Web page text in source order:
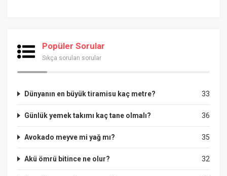
Popüler Sorular
Sıkça sorulan sorular
33
Dünyanın en büyük tiramisu kaç metre?
36
Günlük yemek takımı kaç tane olmalı?
35
Avokado meyve mi yağ mı?
32
Akü ömrü bitince ne olur?